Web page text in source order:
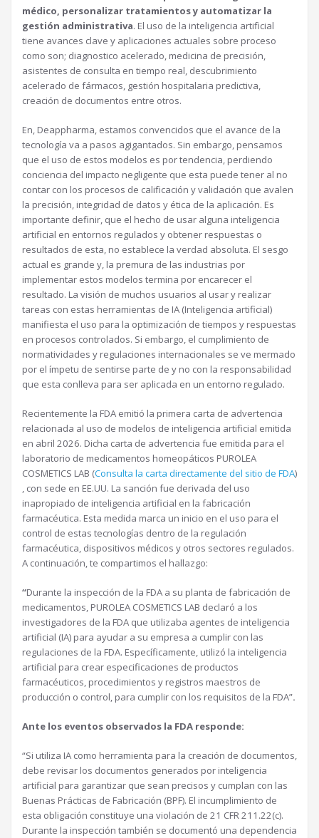
médico, personalizar tratamientos y automatizar la
gestión administrativa. El uso de la inteligencia artificial
tiene avances clave y aplicaciones actuales sobre proceso
como son; diagnostico acelerado, medicina de precisión,
asistentes de consulta en tiempo real, descubrimiento
acelerado de fármacos, gestión hospitalaria predictiva,
creación de documentos entre otros.
En, Deappharma, estamos convencidos que el avance de la
tecnología va a pasos agigantados. Sin embargo, pensamos
que el uso de estos modelos es por tendencia, perdiendo
conciencia del impacto negligente que esta puede tener al no
contar con los procesos de calificación y validación que avalen
la precisión, integridad de datos y ética de la aplicación. Es
importante definir, que el hecho de usar alguna inteligencia
artificial en entornos regulados y obtener respuestas o
resultados de esta, no establece la verdad absoluta. El sesgo
actual es grande y, la premura de las industrias por
implementar estos modelos termina por encarecer el
resultado. La visión de muchos usuarios al usar y realizar
tareas con estas herramientas de IA (Inteligencia artificial)
manifiesta el uso para la optimización de tiempos y respuestas
en procesos controlados. Si embargo, el cumplimiento de
normatividades y regulaciones internacionales se ve mermado
por el ímpetu de sentirse parte de y no con la responsabilidad
que esta conlleva para ser aplicada en un entorno regulado.
Recientemente la FDA emitió la primera carta de advertencia
relacionada al uso de modelos de inteligencia artificial emitida
en abril 2026. Dicha carta de advertencia fue emitida para el
laboratorio de medicamentos homeopáticos PUROLEA
COSMETICS LAB (Consulta la carta directamente del sitio de FDA)
, con sede en EE.UU. La sanción fue derivada del uso
inapropiado de inteligencia artificial en la fabricación
farmacéutica. Esta medida marca un inicio en el uso para el
control de estas tecnologías dentro de la regulación
farmacéutica, dispositivos médicos y otros sectores regulados.
A continuación, te compartimos el hallazgo:
“Durante la inspección de la FDA a su planta de fabricación de
medicamentos, PUROLEA COSMETICS LAB declaró a los
investigadores de la FDA que utilizaba agentes de inteligencia
artificial (IA) para ayudar a su empresa a cumplir con las
regulaciones de la FDA. Específicamente, utilizó la inteligencia
artificial para crear especificaciones de productos
farmacéuticos, procedimientos y registros maestros de
producción o control, para cumplir con los requisitos de la FDA”.
Ante los eventos observados la FDA responde:
“Si utiliza IA como herramienta para la creación de documentos,
debe revisar los documentos generados por inteligencia
artificial para garantizar que sean precisos y cumplan con las
Buenas Prácticas de Fabricación (BPF). El incumplimiento de
esta obligación constituye una violación de 21 CFR 211.22(c).
Durante la inspección también se documentó una dependencia